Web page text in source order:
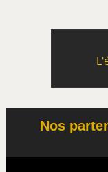
Nos